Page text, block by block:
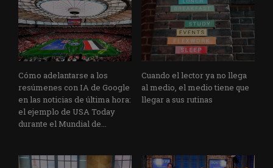
Cómo adelantarse a los
resúmenes con IA de Google
en las noticias de última hora:
el ejemplo de USA Today
durante el Mundial de...
Cuando el lector ya no llega
al medio, el medio tiene que
llegar a sus rutinas